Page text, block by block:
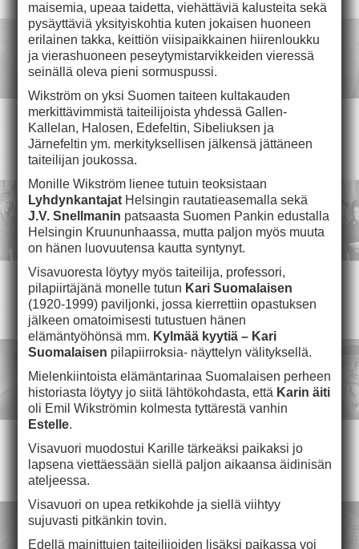
maisemia, upeaa taidetta, viehättäviä kalusteita sekä
pysäyttäviä yksityiskohtia kuten jokaisen huoneen
erilainen takka, keittiön viisipaikkainen hiirenloukku
ja vierashuoneen peseytymistarvikkeiden vieressä
seinällä oleva pieni sormuspussi.
Wikström on yksi Suomen taiteen kultakauden
merkittävimmistä taiteilijoista yhdessä Gallen-
Kallelan, Halosen, Edefeltin, Sibeliuksen ja
Järnefeltin ym. merkityksellisen jälkensä jättäneen
taiteilijan joukossa.
Monille Wikström lienee tutuin teoksistaan
Lyhdynkantajat Helsingin rautatieasemalla sekä
J.V. Snellmanin patsaasta Suomen Pankin edustalla
Helsingin Kruununhaassa, mutta paljon myös muuta
on hänen luovuutensa kautta syntynyt.
Visavuoresta löytyy myös taiteilija, professori,
pilapiirtäjänä monelle tutun Kari Suomalaisen
(1920-1999) paviljonki, jossa kierrettiin opastuksen
jälkeen omatoimisesti tutustuen hänen
elämäntyöhönsä mm. Kylmää kyytiä – Kari
Suomalaisen pilapiirroksia- näyttelyn välityksellä.
Mielenkiintoista elämäntarinaa Suomalaisen perheen
historiasta löytyy jo siitä lähtökohdasta, että Karin äiti
oli Emil Wikströmin kolmesta tyttärestä vanhin
Estelle.
Visavuori muodostui Karille tärkeäksi paikaksi jo
lapsena viettäessään siellä paljon aikaansa äidinisän
ateljeessa.
Visavuori on upea retkikohde ja siellä viihtyy
sujuvasti pitkänkin tovin.
Edellä mainittujen taiteilijoiden lisäksi paikassa voi